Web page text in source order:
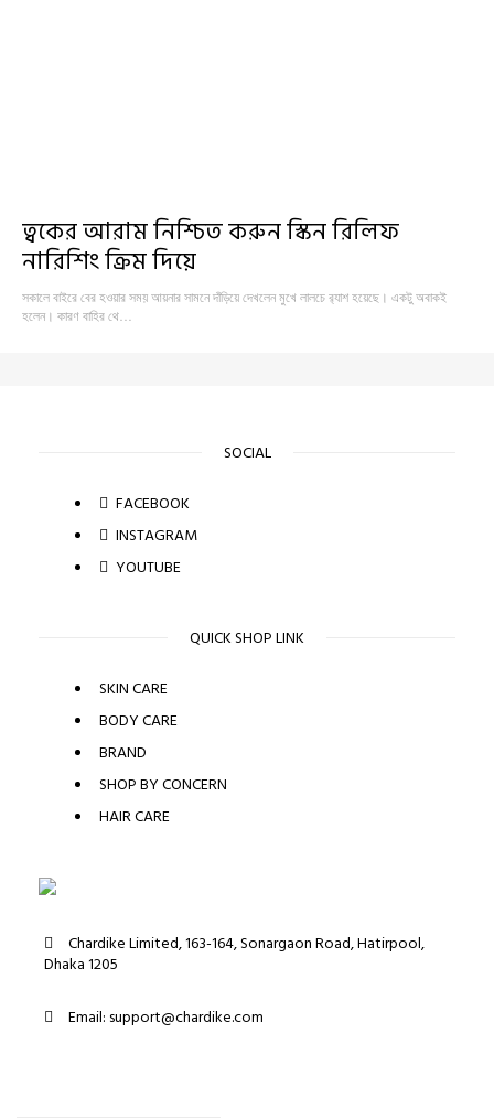
ত্বকের আরাম নিশ্চিত করুন স্কিন রিলিফ
নারিশিং ক্রিম দিয়ে
সকালে বাইরে বের হওয়ার সময় আয়নার সামনে দাঁড়িয়ে দেখলেন মুখে লালচে র‍্যাশ হয়েছে। একটু অবাকই
হলেন। কারণ বাহির থে…
SOCIAL
FACEBOOK
INSTAGRAM
YOUTUBE
QUICK SHOP LINK
SKIN CARE
BODY CARE
BRAND
SHOP BY CONCERN
HAIR CARE
Chardike Limited, 163-164, Sonargaon Road, Hatirpool,
Dhaka 1205
Email: support@chardike.com